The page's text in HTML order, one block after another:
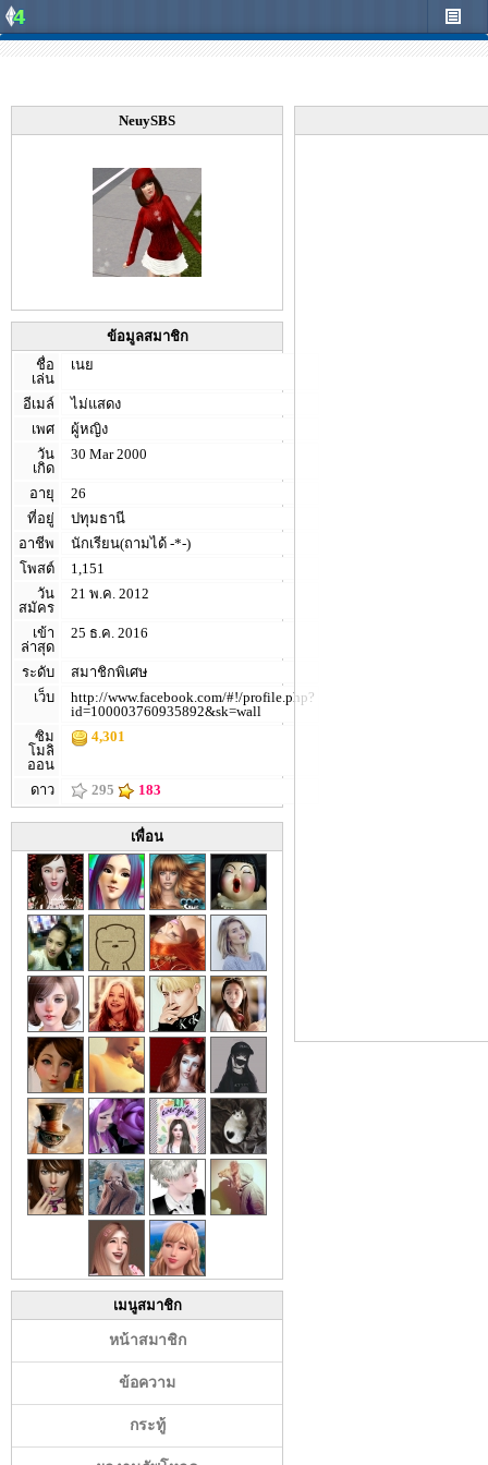
NeuySBS
ข้อมูลสมาชิก
ชื่อ
เล่น
เนย
อีเมล์
ไม่แสดง
เพศ
ผู้หญิง
วัน
เกิด
30 Mar 2000
อายุ
26
ที่อยู่
ปทุมธานี
อาชีพ
นักเรียน(ถามได้ -*-)
โพสต์
1,151
วัน
สมัคร
21 พ.ค. 2012
เข้า
ล่าสุด
25 ธ.ค. 2016
ระดับ
สมาชิกพิเศษ
เว็บ
http://www.facebook.com/#!/profile.php?
id=100003760935892&sk=wall
ซิม
โมลิ
ออน
4,301
ดาว 295 183
เพื่อน
เมนูสมาชิก
หน้าสมาชิก
ข้อความ
กระทู้